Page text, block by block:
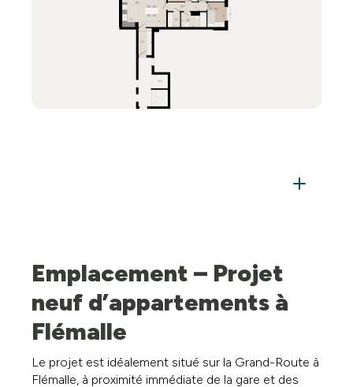
Emplacement – Projet
neuf d’appartements à
Flémalle
Le projet est idéalement situé sur la Grand-Route à
Flémalle, à proximité immédiate de la gare et des